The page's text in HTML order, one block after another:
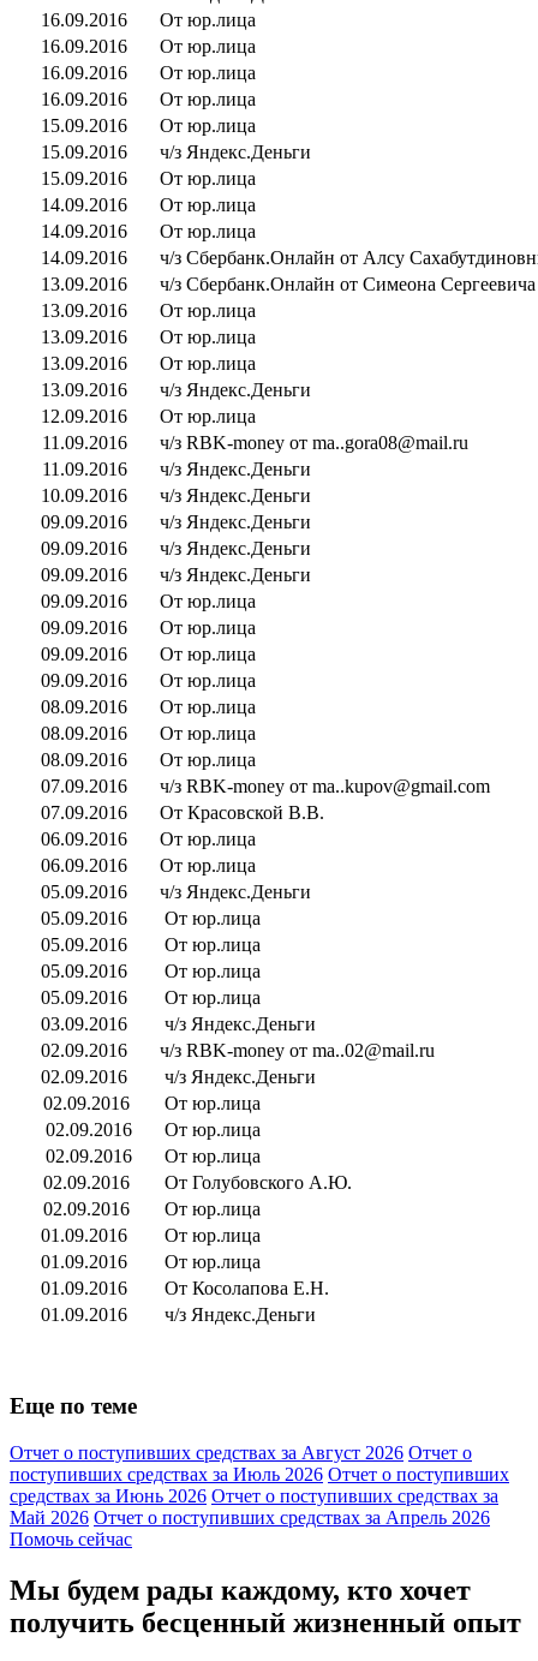
16.09.2016
От юр.лица
16.09.2016
От юр.лица
16.09.2016
От юр.лица
16.09.2016
От юр.лица
15.09.2016
От юр.лица
15.09.2016
ч/з Яндекс.Деньги
15.09.2016
От юр.лица
14.09.2016
От юр.лица
14.09.2016
От юр.лица
14.09.2016
ч/з Сбербанк.Онлайн от Алсу
13.09.2016
ч/з Сбербанк.Онлайн от Симеона
13.09.2016
От юр.лица
13.09.2016
От юр.лица
13.09.2016
От юр.лица
13.09.2016
ч/з Яндекс.Деньги
12.09.2016
От юр.лица
11.09.2016
ч/з RBK-money от ma..gora08@mail.ru
11.09.2016
ч/з Яндекс.Деньги
10.09.2016
ч/з Яндекс.Деньги
09.09.2016
ч/з Яндекс.Деньги
09.09.2016
ч/з Яндекс.Деньги
09.09.2016
ч/з Яндекс.Деньги
09.09.2016
От юр.лица
09.09.2016
От юр.лица
09.09.2016
От юр.лица
09.09.2016
От юр.лица
08.09.2016
От юр.лица
08.09.2016
От юр.лица
08.09.2016
От юр.лица
07.09.2016
ч/з RBK-money от ma..kupov@gmail.com
07.09.2016
От Красовской В.В.
06.09.2016
От юр.лица
06.09.2016
От юр.лица
05.09.2016
ч/з Яндекс.Деньги
05.09.2016
От юр.лица
05.09.2016
От юр.лица
05.09.2016
От юр.лица
05.09.2016
От юр.лица
03.09.2016
ч/з Яндекс.Деньги
02.09.2016
ч/з RBK-money от ma..02@mail.ru
02.09.2016
ч/з Яндекс.Деньги
02.09.2016
От юр.лица
02.09.2016
От юр.лица
02.09.2016
От юр.лица
02.09.2016
От Голубовского А.Ю.
02.09.2016
От юр.лица
01.09.2016
От юр.лица
01.09.2016
От юр.лица
01.09.2016
От Косолапова Е.Н.
01.09.2016
ч/з Яндекс.Деньги
Еще по теме
Отчет о поступивших средствах за Август 2026 Отчет о
поступивших средствах за Июль 2026 Отчет о поступивших
средствах за Июнь 2026 Отчет о поступивших средствах за
Май 2026 Отчет о поступивших средствах за Апрель 2026
Помочь сейчас
Мы будем рады каждому, кто хочет
получить бесценный жизненный опыт